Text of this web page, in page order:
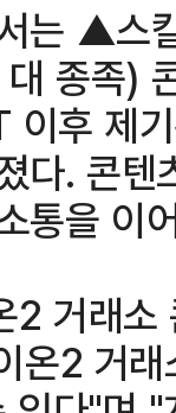
는 ▲스
종족)
후 제
다. 콘
통을 이
2 거래
온2 거